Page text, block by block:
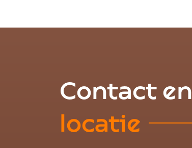
Contact en
locatie